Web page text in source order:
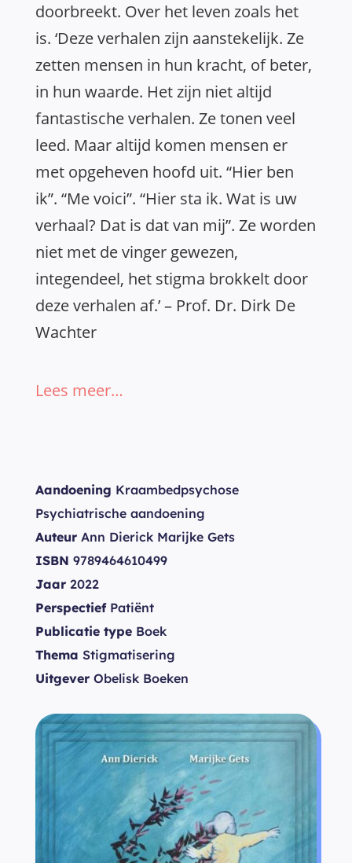
doorbreekt. Over het leven zoals het
is. ‘Deze verhalen zijn aanstekelijk. Ze
zetten mensen in hun kracht, of beter,
in hun waarde. Het zijn niet altijd
fantastische verhalen. Ze tonen veel
leed. Maar altijd komen mensen er
met opgeheven hoofd uit. “Hier ben
ik”. “Me voici”. “Hier sta ik. Wat is uw
verhaal? Dat is dat van mij”. Ze worden
niet met de vinger gewezen,
integendeel, het stigma brokkelt door
deze verhalen af.’ – Prof. Dr. Dirk De
Wachter
Lees meer…
Aandoening Kraambedpsychose
Psychiatrische aandoening
Auteur Ann Dierick Marijke Gets
ISBN 9789464610499
Jaar 2022
PerspectiefPatiënt
Publicatie type Boek
Thema Stigmatisering
Uitgever Obelisk Boeken